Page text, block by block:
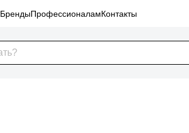
БрендыПрофессионаламКонтакты